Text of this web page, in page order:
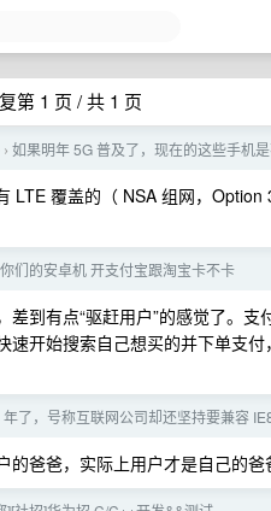
第 1 页 / 共 1 页
› 如果明年 5G 普及了，现在的这些手机是
LTE 覆盖的（ NSA 组网，Option
你们的安卓机 开支付宝跟淘宝卡不卡
到有点“驱赶用户”的感觉了。
速开始搜索自己想买的并下单支
了，号称互联网公司却还坚持要兼容
爸爸，实际上用户才是自己的爸